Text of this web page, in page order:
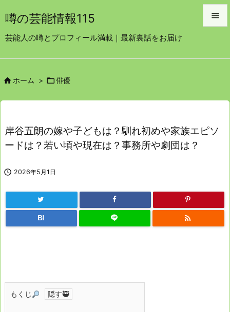
噂の芸能情報115
芸能人の噂とプロフィール満載｜最新裏話をお届け

前へ
次へ
ホーム > 俳優
岸谷五朗の嫁や子どもは？馴れ初めや家族エピソ
ードは？若い頃や現在は？事務所や劇団は？
 2026年5月1日
B! 
もくじ